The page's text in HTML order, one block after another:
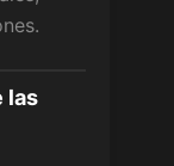
las